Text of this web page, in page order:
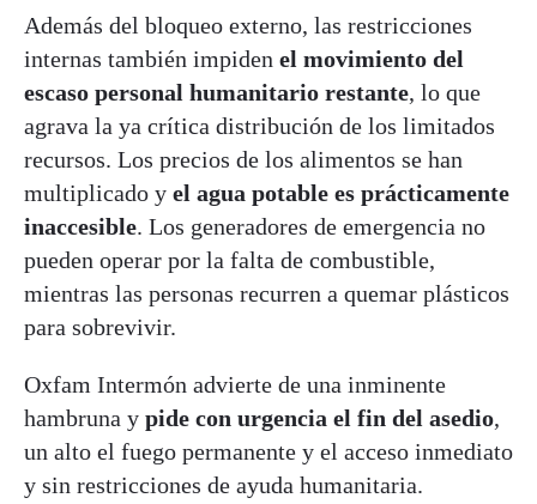
Además del bloqueo externo, las restricciones
internas también impiden el movimiento del
escaso personal humanitario restante, lo que
agrava la ya crítica distribución de los limitados
recursos. Los precios de los alimentos se han
multiplicado y el agua potable es prácticamente
inaccesible. Los generadores de emergencia no
pueden operar por la falta de combustible,
mientras las personas recurren a quemar plásticos
para sobrevivir.
Oxfam Intermón advierte de una inminente
hambruna y pide con urgencia el fin del asedio,
un alto el fuego permanente y el acceso inmediato
y sin restricciones de ayuda humanitaria.